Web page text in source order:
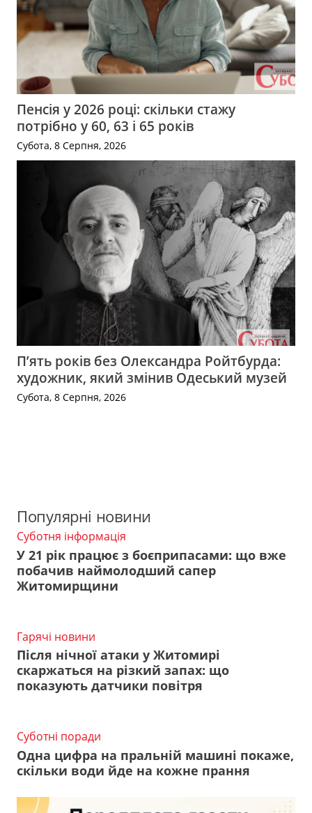
Пенсія у 2026 році: скільки стажу
потрібно у 60, 63 і 65 років
Субота, 8 Серпня, 2026
П’ять років без Олександра Ройтбурда:
художник, який змінив Одеський музей
Субота, 8 Серпня, 2026
Популярні новини
Суботня інформація
У 21 рік працює з боєприпасами: що вже
побачив наймолодший сапер
Житомирщини
Гарячі новини
Після нічної атаки у Житомирі
скаржаться на різкий запах: що
показують датчики повітря
Суботні поради
Одна цифра на пральній машині покаже,
скільки води йде на кожне прання